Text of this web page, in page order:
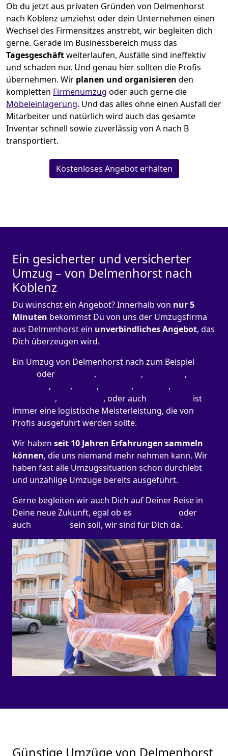
Ob du jetzt aus privaten Gründen von Delmenhorst
nach Koblenz umziehst oder dein Unternehmen einen
Wechsel des Firmensitzes anstrebt, wir begleiten dich
gerne. Gerade im Businessbereich muss das
Tagesgeschäftweiterlaufen, Ausfälle sind ineffektiv
und schaden nur. Und genau hier sollten die Profis
übernehmen. Wir planen und organisieren den
kompletten Firmenumzug oder auch gerne die
Möbeleinlagerung. Und das alles ohne einen Ausfall der
Mitarbeiter und natürlich wird auch das gesamte
Inventar schnell sowie zuverlässig von A nach B
transportiert.
Kostenloses Angebot erhalten
Ein gesicherter und versicherter
Umzug – von Delmenhorst nach
Koblenz
Du wünschst ein Angebot? Innerhalb von nur 5
Minuten bekommst Du von uns der Umzugsfirma
aus Delmenhorst ein unverbindliches Angebot, das
Dich überzeugen wird.
Ein Umzug von Delmenhorst nach zum Beispiel
oder , ,
,
, , , ,
,
, , oder auch
ist
immer eine logistische Meisterleistung, die von
Profis ausgeführt werden sollte.
Wir haben seit 10 Jahren Erfahrungen sammeln
können, die uns niemand mehr nehmen kann. Wir
haben fast alle Umzugssituation schon durchlebt
und unzählige Umzüge bereits ausgeführt.
Gerne begleiten wir auch Dich auf Deiner Reise in
Deine neue Zukunft, egal ob es
oder
auch
sein soll, wir sind für Dich da.
Günstige Umzüge von Delmenhorst